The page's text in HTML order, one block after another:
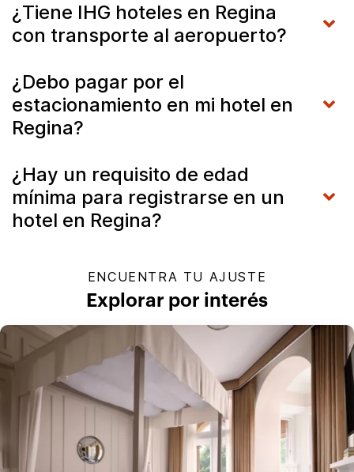
¿Tiene IHG hoteles en Regina
con transporte al aeropuerto?
¿Debo pagar por el
estacionamiento en mi hotel en
Regina?
¿Hay un requisito de edad
mínima para registrarse en un
hotel en Regina?
ENCUENTRA TU AJUSTE
Explorar por interés